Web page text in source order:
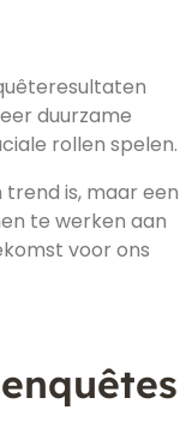
duurzame
rollen spelen.
is, maar een
te werken aan
voor ons